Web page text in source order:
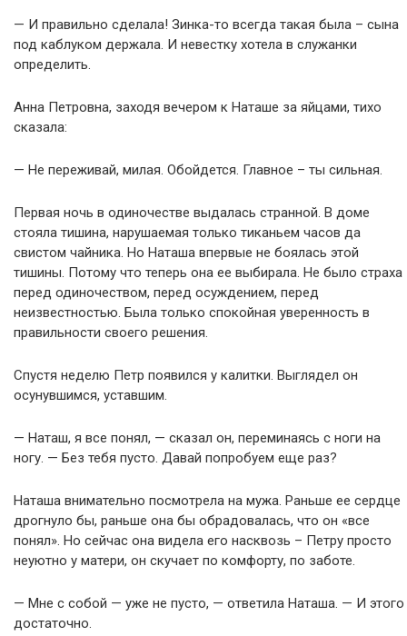
— И правильно сделала! Зинка-то всегда такая была – сына
под каблуком держала. И невестку хотела в служанки
определить.
Анна Петровна, заходя вечером к Наташе за яйцами, тихо
сказала:
— Не переживай, милая. Обойдется. Главное – ты сильная.
Первая ночь в одиночестве выдалась странной. В доме
стояла тишина, нарушаемая только тиканьем часов да
свистом чайника. Но Наташа впервые не боялась этой
тишины. Потому что теперь она ее выбирала. Не было страха
перед одиночеством, перед осуждением, перед
неизвестностью. Была только спокойная уверенность в
правильности своего решения.
Спустя неделю Петр появился у калитки. Выглядел он
осунувшимся, уставшим.
— Наташ, я все понял, — сказал он, переминаясь с ноги на
ногу. — Без тебя пусто. Давай попробуем еще раз?
Наташа внимательно посмотрела на мужа. Раньше ее сердце
дрогнуло бы, раньше она бы обрадовалась, что он «все
понял». Но сейчас она видела его насквозь – Петру просто
неуютно у матери, он скучает по комфорту, по заботе.
— Мне с собой — уже не пусто, — ответила Наташа. — И этого
достаточно.